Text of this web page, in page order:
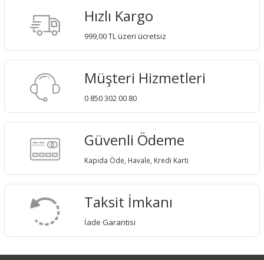
Hızlı Kargo
999,00 TL üzeri ücretsiz
Müşteri Hizmetleri
0 850 302 00 80
Güvenli Ödeme
Kapıda Öde, Havale, Kredi Kartı
Taksit İmkanı
İade Garantisi